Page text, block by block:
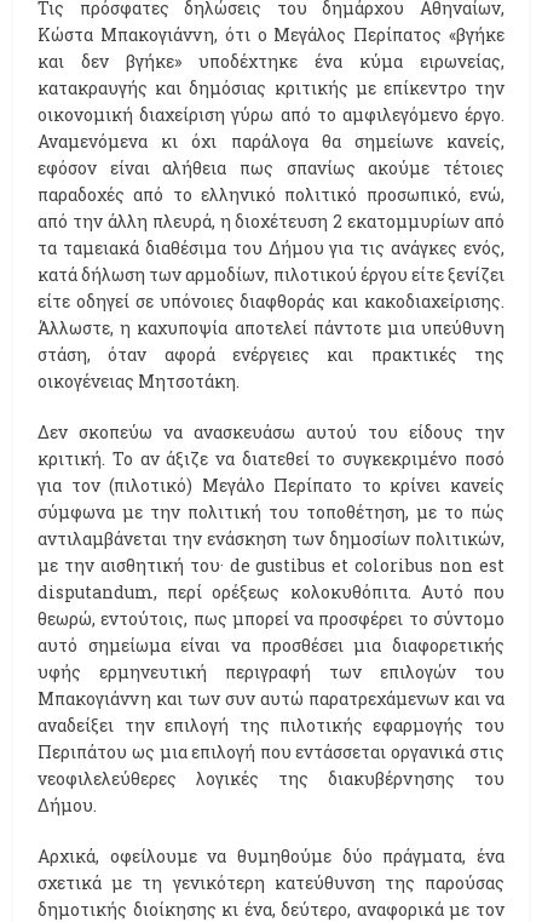
Τις πρόσφατες δηλώσεις του δημάρχου Αθηναίων,
Κώστα Μπακογιάννη, ότι ο Μεγάλος Περίπατος «βγήκε
και δεν βγήκε» υποδέχτηκε ένα κύμα ειρωνείας,
κατακραυγής και δημόσιας κριτικής με επίκεντρο την
οικονομική διαχείριση γύρω από το αμφιλεγόμενο έργο.
Αναμενόμενα κι όχι παράλογα θα σημείωνε κανείς,
εφόσον είναι αλήθεια πως σπανίως ακούμε τέτοιες
παραδοχές από το ελληνικό πολιτικό προσωπικό, ενώ,
από την άλλη πλευρά, η διοχέτευση 2 εκατομμυρίων από
τα ταμειακά διαθέσιμα του Δήμου για τις ανάγκες ενός,
κατά δήλωση των αρμοδίων, πιλοτικού έργου είτε ξενίζει
είτε οδηγεί σε υπόνοιες διαφθοράς και κακοδιαχείρισης.
Άλλωστε, η καχυποψία αποτελεί πάντοτε μια υπεύθυνη
στάση, όταν αφορά ενέργειες και πρακτικές της
οικογένειας Μητσοτάκη.
Δεν σκοπεύω να ανασκευάσω αυτού του είδους την
κριτική. Το αν άξιζε να διατεθεί το συγκεκριμένο ποσό
για τον (πιλοτικό) Μεγάλο Περίπατο το κρίνει κανείς
σύμφωνα με την πολιτική του τοποθέτηση, με το πώς
αντιλαμβάνεται την ενάσκηση των δημοσίων πολιτικών,
με την αισθητική του· de gustibus et coloribus non est
disputandum, περί ορέξεως κολοκυθόπιτα. Αυτό που
θεωρώ, εντούτοις, πως μπορεί να προσφέρει το σύντομο
αυτό σημείωμα είναι να προσθέσει μια διαφορετικής
υφής ερμηνευτική περιγραφή των επιλογών του
Μπακογιάννη και των συν αυτώ παρατρεχάμενων και να
αναδείξει την επιλογή της πιλοτικής εφαρμογής του
Περιπάτου ως μια επιλογή που εντάσσεται οργανικά στις
νεοφιλελεύθερες λογικές της διακυβέρνησης του
Δήμου.
Αρχικά, οφείλουμε να θυμηθούμε δύο πράγματα, ένα
σχετικά με τη γενικότερη κατεύθυνση της παρούσας
δημοτικής διοίκησης κι ένα, δεύτερο, αναφορικά με τον